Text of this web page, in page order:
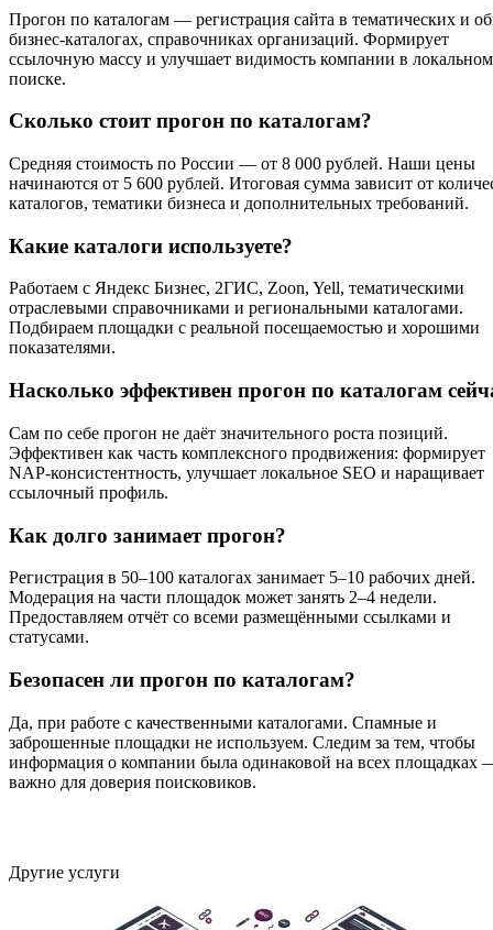
Прогон по каталогам — регистрация сайта в тематических и
бизнес-каталогах, справочниках организаций. Формирует
ссылочную массу и улучшает видимость компании в локальном
поиске.
Сколько стоит прогон по каталогам?
Средняя стоимость по России — от 8 000 рублей. Наши цены
начинаются от 5 600 рублей. Итоговая сумма зависит от
каталогов, тематики бизнеса и дополнительных требований.
Какие каталоги используете?
Работаем с Яндекс Бизнес, 2ГИС, Zoon, Yell, тематическими
отраслевыми справочниками и региональными каталогами.
Подбираем площадки с реальной посещаемостью и хорошими
показателями.
Насколько эффективен прогон по каталогам
Сам по себе прогон не даёт значительного роста позиций.
Эффективен как часть комплексного продвижения: формирует
NAP-консистентность, улучшает локальное SEO и наращивает
ссылочный профиль.
Как долго занимает прогон?
Регистрация в 50–100 каталогах занимает 5–10 рабочих дней.
Модерация на части площадок может занять 2–4 недели.
Предоставляем отчёт со всеми размещёнными ссылками и
статусами.
Безопасен ли прогон по каталогам?
Да, при работе с качественными каталогами. Спамные и
заброшенные площадки не используем. Следим за тем, чтобы
информация о компании была одинаковой на всех площадках
важно для доверия поисковиков.
Другие услуги